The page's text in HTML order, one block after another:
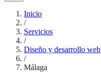
Inicio
/
Servicios
/
Diseño y desarrollo web
/
Málaga